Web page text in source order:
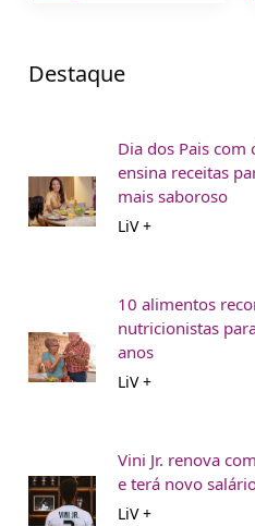
Destaque
Dia dos Pais
ensina receitas
mais saboroso
LiV +
10 alimentos
nutricionistas
anos
LiV +
Vini Jr. renova
e terá novo
LiV +